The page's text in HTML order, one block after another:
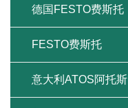
德国FESTO费斯托
FESTO费斯托
意大利ATOS阿托斯